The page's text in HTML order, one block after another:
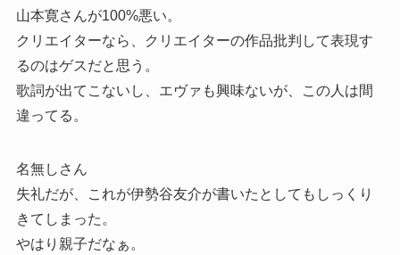
山本寛さんが100%悪い。
クリエイターなら、クリエイターの作品批判して表現す
るのはゲスだと思う。
歌詞が出てこないし、エヴァも興味ないが、この人は間
違ってる。
名無しさん
失礼だが、これが伊勢谷友介が書いたとしてもしっくり
きてしまった。
やはり親子だなぁ。